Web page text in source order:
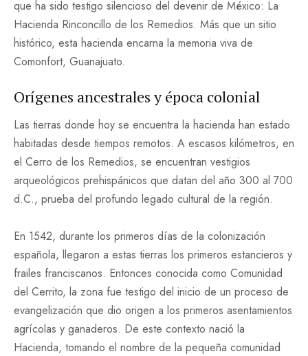
que ha sido testigo silencioso del devenir de México: La
Hacienda Rinconcillo de los Remedios. Más que un sitio
histórico, esta hacienda encarna la memoria viva de
Comonfort, Guanajuato.
Orígenes ancestrales y época colonial
Las tierras donde hoy se encuentra la hacienda han estado
habitadas desde tiempos remotos. A escasos kilómetros, en
el Cerro de los Remedios, se encuentran vestigios
arqueológicos prehispánicos que datan del año 300 al 700
d.C., prueba del profundo legado cultural de la región.
En 1542, durante los primeros días de la colonización
española, llegaron a estas tierras los primeros estancieros y
frailes franciscanos. Entonces conocida como Comunidad
del Cerrito, la zona fue testigo del inicio de un proceso de
evangelización que dio origen a los primeros asentamientos
agrícolas y ganaderos. De este contexto nació la
Hacienda, tomando el nombre de la pequeña comunidad